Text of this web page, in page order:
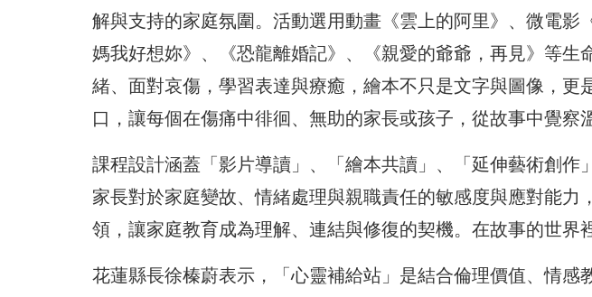
解與支持的家庭氛圍。活動選用動畫《雲上的阿里》、微電影
媽我好想妳》、《恐龍離婚記》、《親愛的爺爺，再見》等生
緒、面對哀傷，學習表達與療癒，繪本不只是文字與圖像，更
口，讓每個在傷痛中徘徊、無助的家長或孩子，從故事中覺察
課程設計涵蓋「影片導讀」、「繪本共讀」、「延伸藝術創作
家長對於家庭變故、情緒處理與親職責任的敏感度與應對能力
領，讓家庭教育成為理解、連結與修復的契機。在故事的世界
花蓮縣長徐榛蔚表示，「心靈補給站」是結合倫理價值、情感